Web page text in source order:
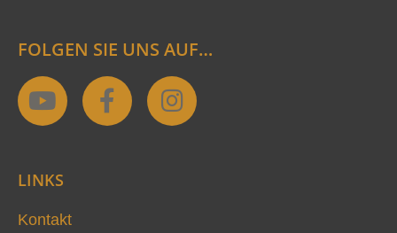
FOLGEN SIE UNS AUF…
Y
o
u
b
F
a
I
n
LINKS
Kontakt